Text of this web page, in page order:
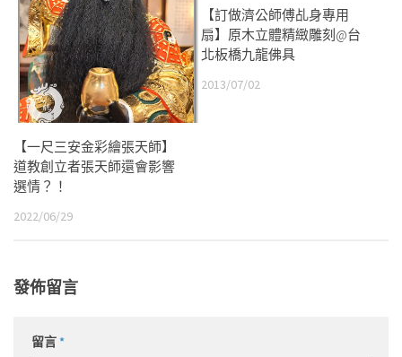
【一尺三安金彩繪張天師】
道教創立者張天師還會影響
選情？！
2022/06/29
【訂做濟公師傅乩身專用
扇】原木立體精緻雕刻@台
北板橋九龍佛具
2013/07/02
發佈留言
留言*